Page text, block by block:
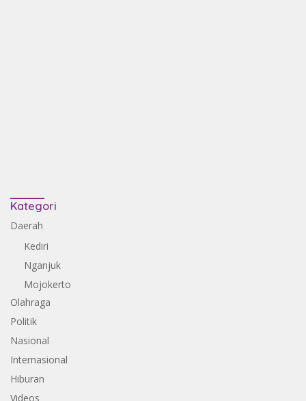
Kategori
Daerah
Kediri
Nganjuk
Mojokerto
Olahraga
Politik
Nasional
Internasional
Hiburan
Videos